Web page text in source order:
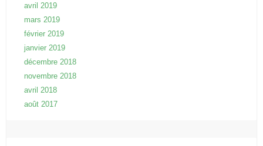
avril 2019
mars 2019
février 2019
janvier 2019
décembre 2018
novembre 2018
avril 2018
août 2017